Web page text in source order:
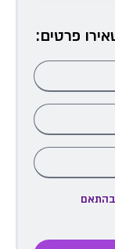
פרטים:
בהתאם